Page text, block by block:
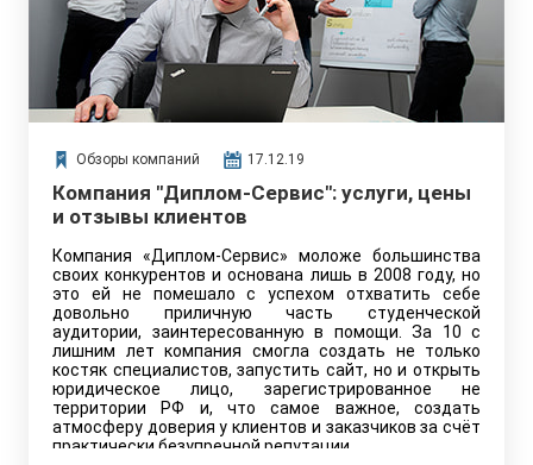
Обзоры компаний 17.12.19
Компания "Диплом-Сервис": услуги, цены
и отзывы клиентов
Компания «Диплом-Сервис» моложе большинства
своих конкурентов и основана лишь в 2008 году, но
это ей не помешало с успехом отхватить себе
довольно приличную часть студенческой
аудитории, заинтересованную в помощи. За 10 с
лишним лет компания смогла создать не только
костяк специалистов, запустить сайт, но и открыть
юридическое лицо, зарегистрированное не
территории РФ и, что самое важное, создать
атмосферу доверия у клиентов и заказчиков за счёт
практически безупречной репутации.